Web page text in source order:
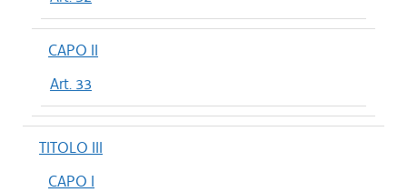
CAPO II
Art. 33
TITOLO III
CAPO I